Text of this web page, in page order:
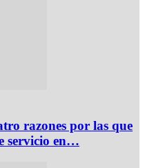
razones por las que
servicio en…